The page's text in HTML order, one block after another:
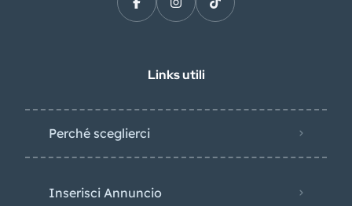
Links utili
Perché sceglierci
Inserisci Annuncio